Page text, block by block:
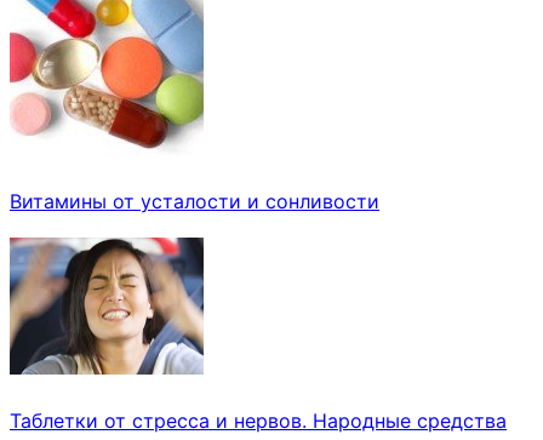
Витамины от усталости и сонливости
Таблетки от стресса и нервов. Народные средства